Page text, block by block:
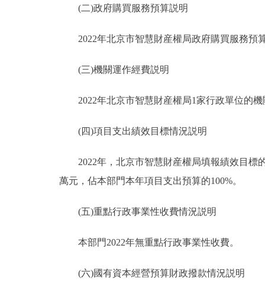
(二)政府購買服務預算説明
2022年北京市智慧財産權局政府購買服務預算
(三)機關運作經費説明
2022年北京市智慧財産權局1家行政單位的機
(四)項目支出績效目標情況説明
2022年，北京市智慧財産權局填報績效目標的
萬元，佔本部門本年項目支出預算的100%。
(五)重點行政事業性收費情況説明
本部門2022年無重點行政事業性收費。
(六)國有資本經營預算財政撥款情況説明